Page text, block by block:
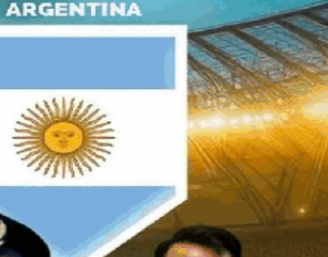
Agung MT Ajak Warga Hindari
MPR bersama UKM dan Tim
Imlahyudin Tuanaya, anggota